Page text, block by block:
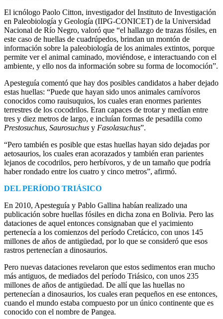
El icnólogo Paolo Citton, investigador del Instituto de Investigación
en Paleobiología y Geología (IIPG-CONICET) de la Universidad
Nacional de Río Negro, valoró que “el hallazgo de trazas fósiles, en
este caso de huellas de cuadrúpedos, brindan un montón de
información sobre la paleobiología de los animales extintos, porque
permite ver el animal caminado, moviéndose, e interactuando con el
ambiente, y ello nos da información sobre su forma de locomoción”.
Apesteguía comentó que hay dos posibles candidatos a haber dejado
estas huellas: “Puede que hayan sido unos animales carnívoros
conocidos como rauisuquios, los cuales eran enormes parientes
terrestres de los cocodrilos. Eran capaces de trotar y medían entre
tres y diez metros de largo, e incluían formas de pesadilla como
Prestosuchus, Saurosuchus y Fasolasuchus”.
“Pero también es posible que estas huellas hayan sido dejadas por
aetosaurios, los cuales eran acorazados y también eran parientes
lejanos de cocodrilos, pero herbívoros, y de un tamaño que podría
haber rondado entre los cuatro y cinco metros”, afirmó.
DEL PERÍODO TRIÁSICO
En 2010, Apesteguía y Pablo Gallina habían realizado una
publicación sobre huellas fósiles en dicha zona en Bolivia. Pero las
dataciones de aquel entonces consignaban que el yacimiento
pertenecía a los comienzos del período Cretácico, con unos 145
millones de años de antigüedad, por lo que se consideró que esos
rastros pertenecían a dinosaurios.
Pero nuevas dataciones revelaron que estos sedimentos eran mucho
más antiguos, de mediados del período Triásico, con unos 235
millones de años de antigüedad. De allí que las huellas no
pertenecían a dinosaurios, los cuales eran pequeños en ese entonces,
cuando el mundo estaba compuesto por un único continente que es
conocido con el nombre de Pangea.